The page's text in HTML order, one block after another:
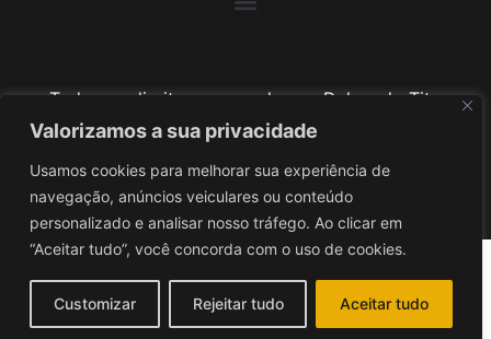
Valorizamos a sua privacidade
Usamos cookies para melhorar sua experiência de
navegação, anúncios veiculares ou conteúdo
personalizado e analisar nosso tráfego. Ao clicar em
“Aceitar tudo”, você concorda com o uso de cookies.
Customizar Rejeitar tudo Aceitar tudo
Todos os direitos reservados ao Delegado Tito
Barichello
Desenvolvido poriv3